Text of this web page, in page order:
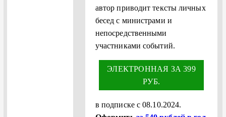
автор приводит тексты личных
бесед с министрами и
непосредственными
участниками событий.
ЭЛЕКТРОННАЯ ЗА 399
РУБ.
в подписке с 08.10.2024.